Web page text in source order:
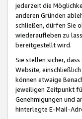
jederzeit die
anderen Gründen
schließen, dürfen Sie
wiederaufleben zu
bereitgestellt wird.
Sie stellen sicher,
Website,
können etwaige
jeweiligen Zeitpunkt
Genehmigungen und
hinterlegte E-Mail-